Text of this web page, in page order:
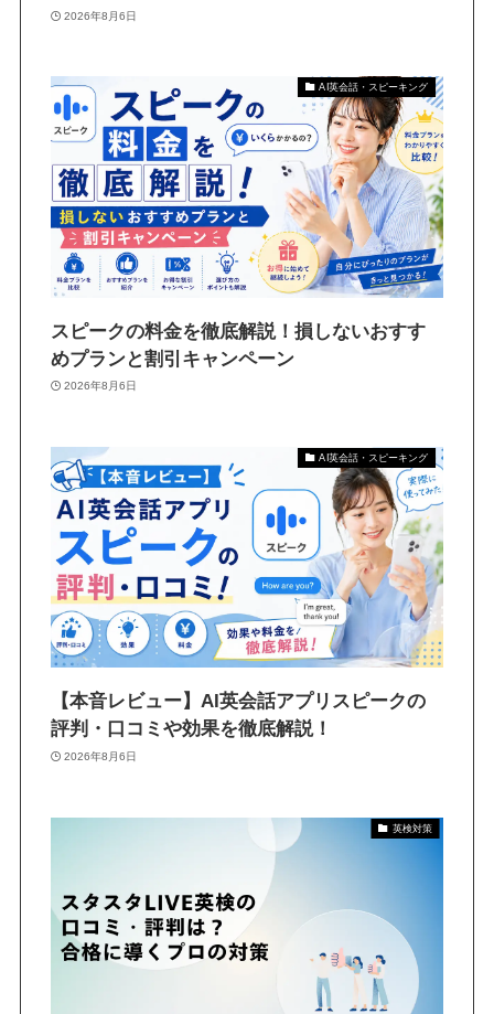
2026年8月6日
AI英会話・スピーキング
スピークの料金を徹底解説！損しないおすす
めプランと割引キャンペーン
2026年8月6日
AI英会話・スピーキング
【本音レビュー】AI英会話アプリスピークの
評判・口コミや効果を徹底解説！
2026年8月6日
英検対策